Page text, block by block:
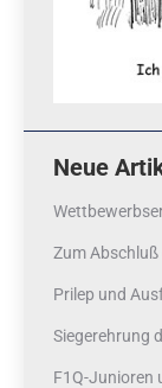
Neue
Zum Abschluß
Prilep und
Siegerehrung
F1Q-Junioren